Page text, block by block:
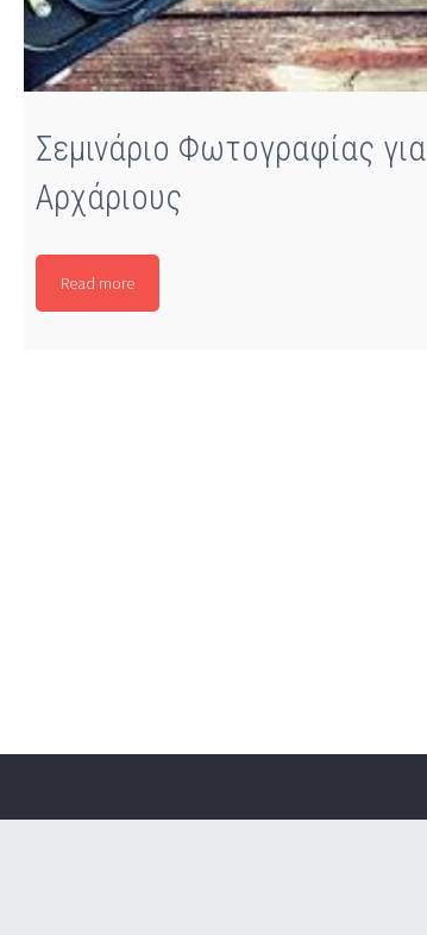
Σεμινάριο Φωτογραφίας για
Αρχάριους
Read more